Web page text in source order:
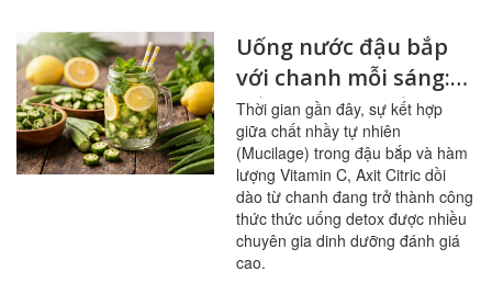
Uống nước đậu bắp
với chanh mỗi sáng:
bổ mạch máu, ổn
đường huyết
Thời gian gần đây, sự kết hợp
giữa chất nhầy tự nhiên
(Mucilage) trong đậu bắp và hàm
lượng Vitamin C, Axit Citric dồi
dào từ chanh đang trở thành công
thức thức uống detox được nhiều
chuyên gia dinh dưỡng đánh giá
cao.